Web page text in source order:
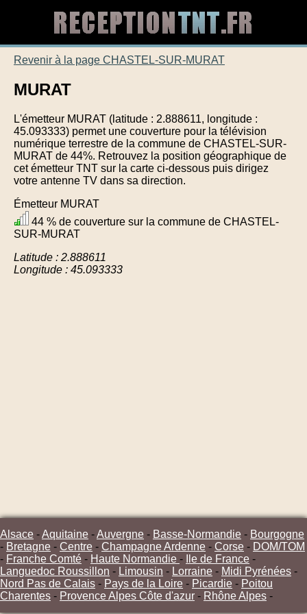
Revenir à la page CHASTEL-SUR-MURAT
MURAT
L'émetteur MURAT (latitude : 2.888611, longitude :
45.093333) permet une couverture pour la télévision
numérique terrestre de la commune de CHASTEL-SUR-
MURAT de 44%. Retrouvez la position géographique de
cet émetteur TNT sur la carte ci-dessous puis dirigez
votre antenne TV dans sa direction.
Émetteur MURAT
44 % de couverture sur la commune de CHASTEL-
SUR-MURAT
Latitude : 2.888611
Longitude : 45.093333
Alsace -Aquitaine -Auvergne - Basse-Normandie - Bourgogne
- Bretagne - Centre - Champagne Ardenne - Corse - DOM/TOM
- Franche Comté - Haute Normandie - Ile de France -
Languedoc Roussillon - Limousin - Lorraine - Midi Pyrénées -
Nord Pas de Calais - Pays de la Loire - Picardie - Poitou
Charentes - Provence Alpes Côte d'azur - Rhône Alpes -